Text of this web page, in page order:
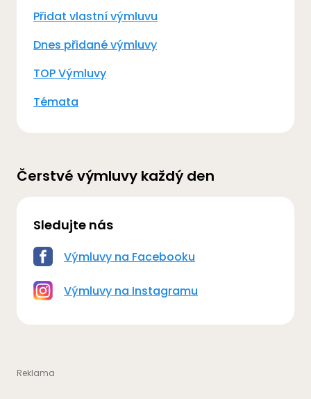
Přidat vlastní výmluvu
Dnes přidané výmluvy
TOP Výmluvy
Témata
Čerstvé výmluvy každý den
Sledujte nás
Výmluvy na Facebooku
Výmluvy na Instagramu